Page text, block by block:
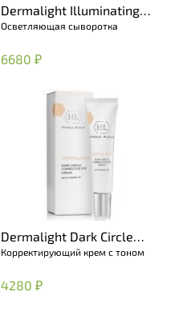
Dermalight Illuminating
Serum
Осветляющая сыворотка
6680 ₽
Dermalight Dark Circle
Corrective Eye Cream with
Корректирующий крем с тоном
4280 ₽